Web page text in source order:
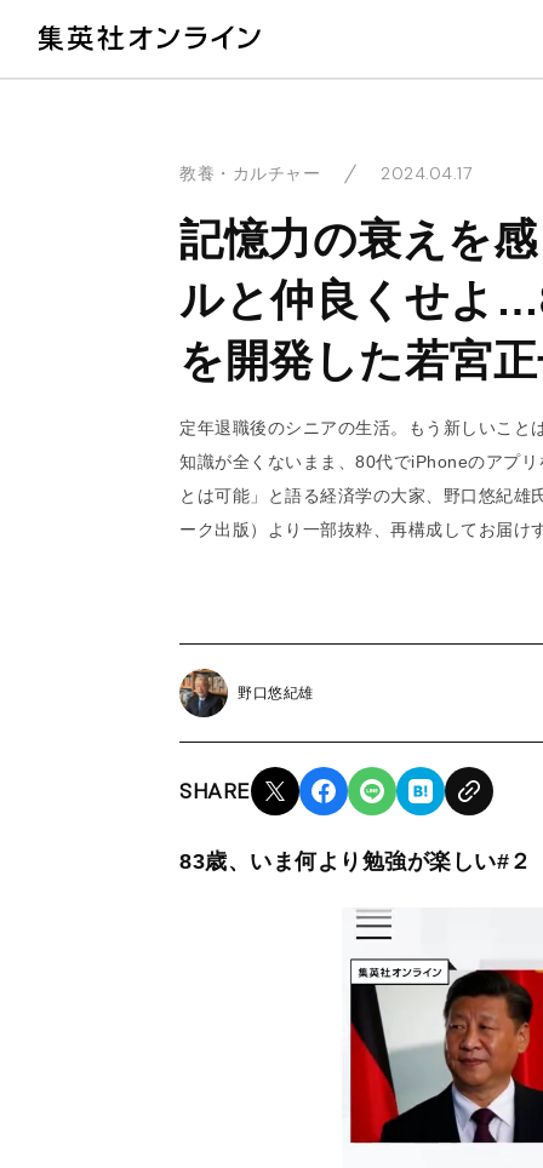
教養・カルチャー 2024.04.17
記憶力の衰えを
ルと仲良くせよ
を開発した若宮
定年退職後のシニアの生活。もう新しいこ
知識が全くないまま、80代でiPhoneのアプ
とは可能」と語る経済学の大家、野口悠紀
ーク出版）より一部抜粋、再構成してお届け
野口悠紀雄
SHARE
83歳、いま何より勉強が楽しい#２